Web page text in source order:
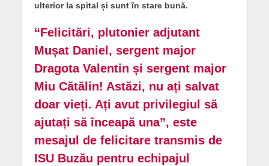
ulterior la spital și sunt în stare bună.
“Felicitări, plutonier adjutant
Mușat Daniel, sergent major
Dragota Valentin și sergent major
Miu Cătălin! Astăzi, nu ați salvat
doar vieți. Ați avut privilegiul să
ajutați să înceapă una”, este
mesajul de felicitare transmis de
ISU Buzău pentru echipajul